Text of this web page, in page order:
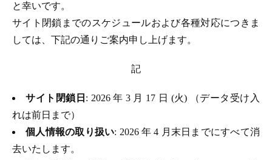
と幸いです。
サイト閉鎖までのスケジュールおよび各種対応につきま
しては、下記の通りご案内申し上げます。
記
サイト閉鎖日 : 2026 年 3 月 17 日 (火) （データ受け入
れは前日まで）
個人情報の取り扱い: 2026 年 4 月末日までにすべて消
去いたします。